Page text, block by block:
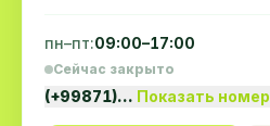
пн–пт:09:00–17:00
Сейчас закрыто
(+99871)… Показать номер